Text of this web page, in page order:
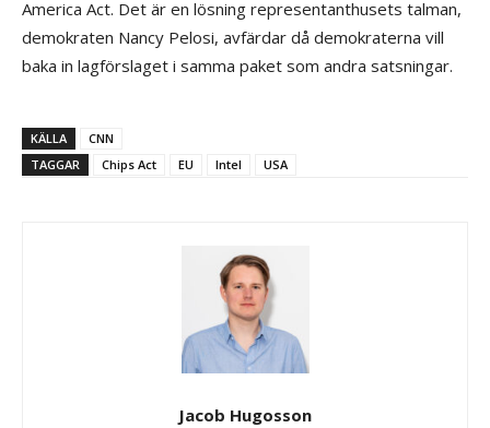
America Act. Det är en lösning representanthusets talman,
demokraten Nancy Pelosi, avfärdar då demokraterna vill
baka in lagförslaget i samma paket som andra satsningar.
KÄLLA
CNN
TAGGAR
Chips Act EU Intel USA
Jacob Hugosson